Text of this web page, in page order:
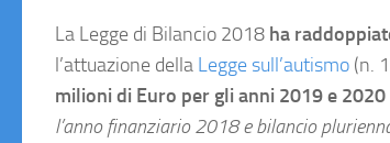
La Legge di Bilancio 2018 ha
l’attuazione della Legge sull’autismo (n.
milioni di Euro per gli anni 2019 e 2020
l’anno finanziario 2018 e bilancio